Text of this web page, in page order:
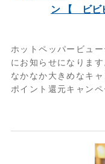
ン 【 ビビ
ホットペッパービュ
にお知らせになりま
なかなか大きめなキ
ポイント還元キャン